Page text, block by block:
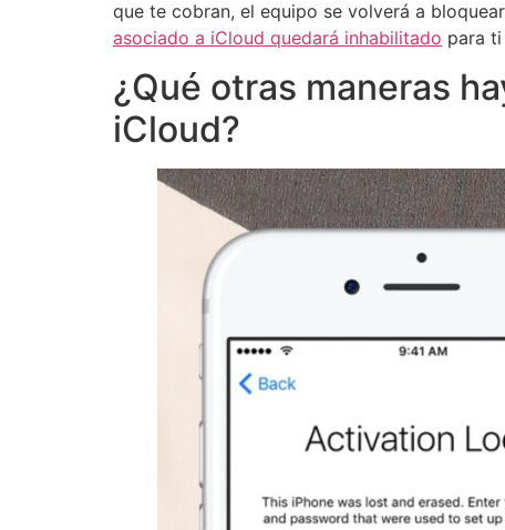
que te cobran, el equipo se volverá a
asociado a iCloud quedará inhabilitado para
¿Qué otras maneras
iCloud?